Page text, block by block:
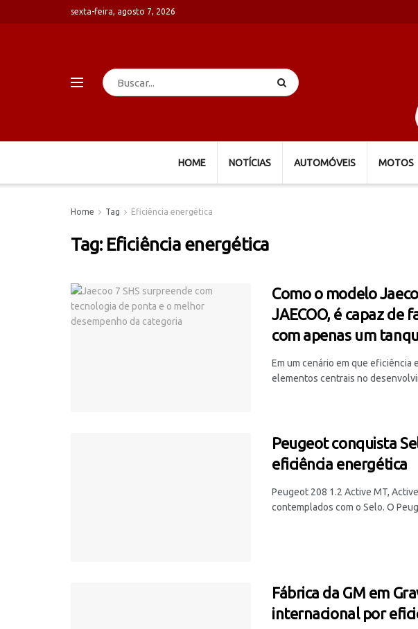
sexta-feira, agosto 7, 2026
HOME NOTÍCIAS AUTOMÓVEIS MOTOS
Home Tag Eficiência energética
Tag: Eficiência energética
Como o modelo
JAECOO, é capaz de
com apenas um
Em um cenário em que eficiência
elementos centrais no
Peugeot conquista
eficiência energética
Peugeot 208 1.2 Active MT,
contemplados com o Selo. O
Fábrica da GM em
internacional por